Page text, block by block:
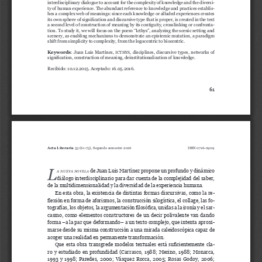
61
interdisciplinary dialogue to account for the complexity of knowledge and the diversi-
ty of human experience. The abundant reference to knowledge and practices establis-
hes a complex web of meanings: since each knowledge or alluded experiences creates
its own sphere of signification and discursive type that is proper, is created in the text
a second level of construction of meaning by its contiguity, crosslinking or confronta-
tion. To study it, we will focus on the poem “Icthys”, analyzing the scenic setting and
scenery, as enabling mechanisms to demonstrate an epistemic mutation, a paradigm
shift from simplicity to complexity, from the logocentric to biocentric.
Keywords:  Juan  Luis  Martínez, ICTHYS,  disciplines,  discursive  types,  networks  of
signification, construction of meaning, deinstitutionalization of knowledge.
Recibido: 10.12.2015. Aceptado: 16.05.2016.
LA nuevA noveLA de Juan Luis Martínez propone un profundo y dinámico
diálogo interdisciplinario para dar cuenta de la complejidad del saber,
de la multidimensionalidad y la diversidad de la experiencia humana.
En esta obra, la existencia de distintas formas discursivas, como la re-
flexión en forma de aforismos, la construcción silogística, el collage, las fo-
tografías, los objetos, la argumentación filosófica, unidas a la ironía y el sar-
casmo,  como  elementos  constructores  de  un  decir  polivalente  van  dando
forma –a la par que deformando– a un texto complejo, que intenta aproxi-
marse desde su misma construcción a una mirada caleidoscópica capaz de
acoger una realidad en permanente transformación.
Que esta obra transgrede modelos textuales está suficientemente cla-
ro  y  estudiado  en  profundidad  (Carrasco,  1988;  Merino,  1988;  Monarca,
1993  y  1998;  Paredes,  2000;  Vásquez  Rocca,  2005;  Rosas  Godoy,  2006;
Acta Literaria 53 (61-75), Segundo semestre 2016 ISSN 0716-0909